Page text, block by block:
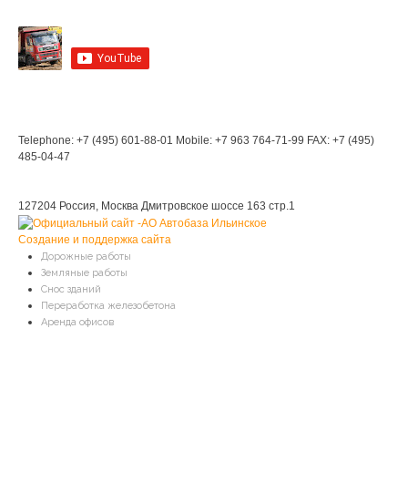
Telephone: +7 (495) 601-88-01 Mobile: +7 963 764-71-99 FAX: +7 (495)
485-04-47
127204 Россия, Москва Дмитровское шоссе 163 стр.1
Создание и поддержка сайта
Дорожные работы
Земляные работы
Снос зданий
Переработка железобетона
Аренда офисов